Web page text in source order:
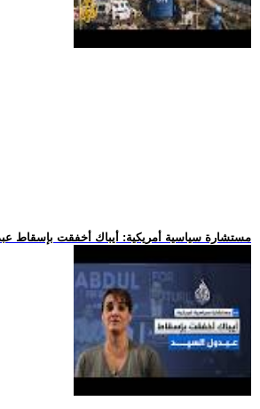
.. مستشارة سياسية أمريكية: أيباك أخفقت بإسقاط